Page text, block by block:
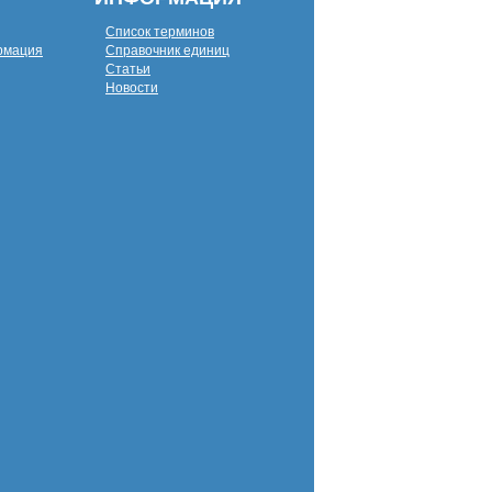
Список терминов
Справочник единиц
Статьи
Новости